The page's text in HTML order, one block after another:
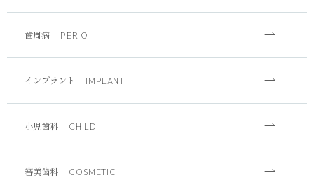
歯周病 PERIO
インプラント IMPLANT
小児歯科 CHILD
審美歯科 COSMETIC